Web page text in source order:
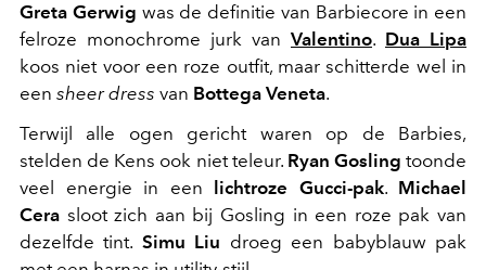
Greta Gerwig was de definitie van Barbiecore in een
felroze monochrome jurk van Valentino. Dua Lipa
koos niet voor een roze outfit, maar schitterde wel in
een sheer dress van Bottega Veneta.
Terwijl alle ogen gericht waren op de Barbies,
stelden de Kens ook niet teleur. Ryan Gosling toonde
veel energie in een
lichtroze Gucci-pak. Michael
Cera sloot zich aan bij Gosling in een roze pak van
dezelfde tint. Simu Liu droeg een babyblauw pak